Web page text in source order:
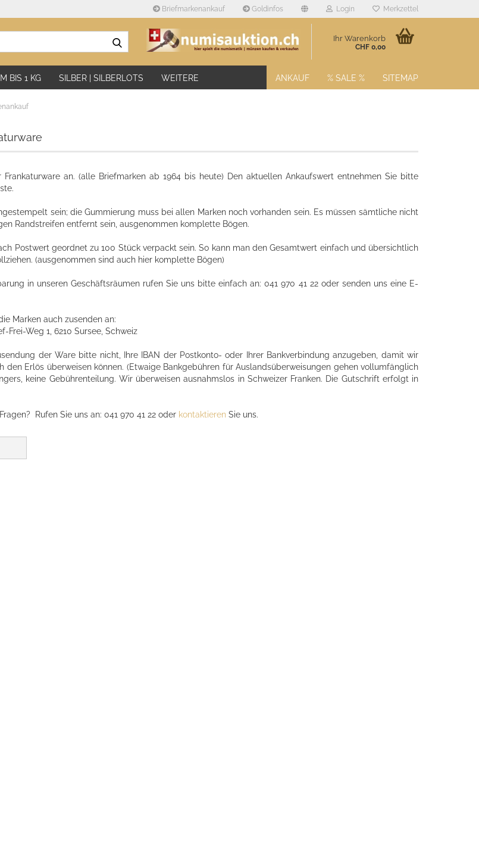
Briefmarkenankauf Goldinfos Login Merkzettel
Suche... Ihr Warenkorb
CHF 0,00
BIS 1 KG SILBER | SILBERLOTS ANKAUF % SALE % SITEMAP
WEITERE
Frankaturware an. (alle Briefmarken ab 1964 bis heute) Den aktuellen Ankaufswert entnehmen Sie bitte
sein; die Gummierung muss bei allen Marken noch vorhanden sein. Es müssen sämtliche nicht
Randstreifen entfernt sein, ausgenommen komplette Bögen.
Postwert geordnet zu 100 Stück verpackt sein. So kann man den Gesamtwert einfach und übersichtlich
(ausgenommen sind auch hier komplette Bögen)
in unseren Geschäftsräumen rufen Sie uns bitte einfach an: 041 970 41 22 oder senden uns eine E-
Marken auch zusenden an:
Frei-Weg 1, 6210 Sursee, Schweiz
der Ware bitte nicht, Ihre IBAN der Postkonto- oder Ihrer Bankverbindung anzugeben, damit wir
den Erlös überweisen können. (Etwaige Bankgebühren für Auslandsüberweisungen gehen vollumfänglich
keine Gebührenteilung. Wir überweisen ausnahmslos in Schweizer Franken. Die Gutschrift erfolgt in
Rufen Sie uns an: 041 970 41 22 oder kontaktieren Sie uns.